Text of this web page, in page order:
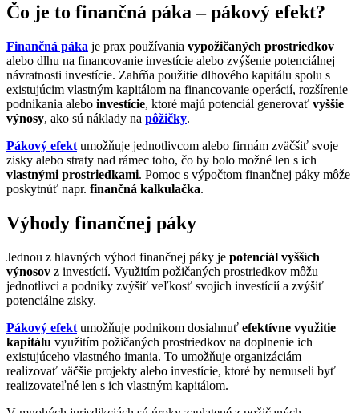
Čo je to finančná páka – pákový efekt?
Finančná páka je prax používania vypožičaných prostriedkov
alebo dlhu na financovanie investície alebo zvýšenie potenciálnej
návratnosti investície. Zahŕňa použitie dlhového kapitálu spolu s
existujúcim vlastným kapitálom na financovanie operácií, rozšírenie
podnikania alebo investície, ktoré majú potenciál generovať vyššie
výnosy, ako sú náklady na pôžičky.
Pákový efekt umožňuje jednotlivcom alebo firmám zväčšiť svoje
zisky alebo straty nad rámec toho, čo by bolo možné len s ich
vlastnými prostriedkami. Pomoc s výpočtom finančnej páky môže
poskytnúť napr. finančná kalkulačka.
Výhody finančnej páky
Jednou z hlavných výhod finančnej páky je potenciál vyšších
výnosov z investícií. Využitím požičaných prostriedkov môžu
jednotlivci a podniky zvýšiť veľkosť svojich investícií a zvýšiť
potenciálne zisky.
Pákový efekt umožňuje podnikom dosiahnuť efektívne využitie
kapitálu využitím požičaných prostriedkov na doplnenie ich
existujúceho vlastného imania. To umožňuje organizáciám
realizovať väčšie projekty alebo investície, ktoré by nemuseli byť
realizovateľné len s ich vlastným kapitálom.